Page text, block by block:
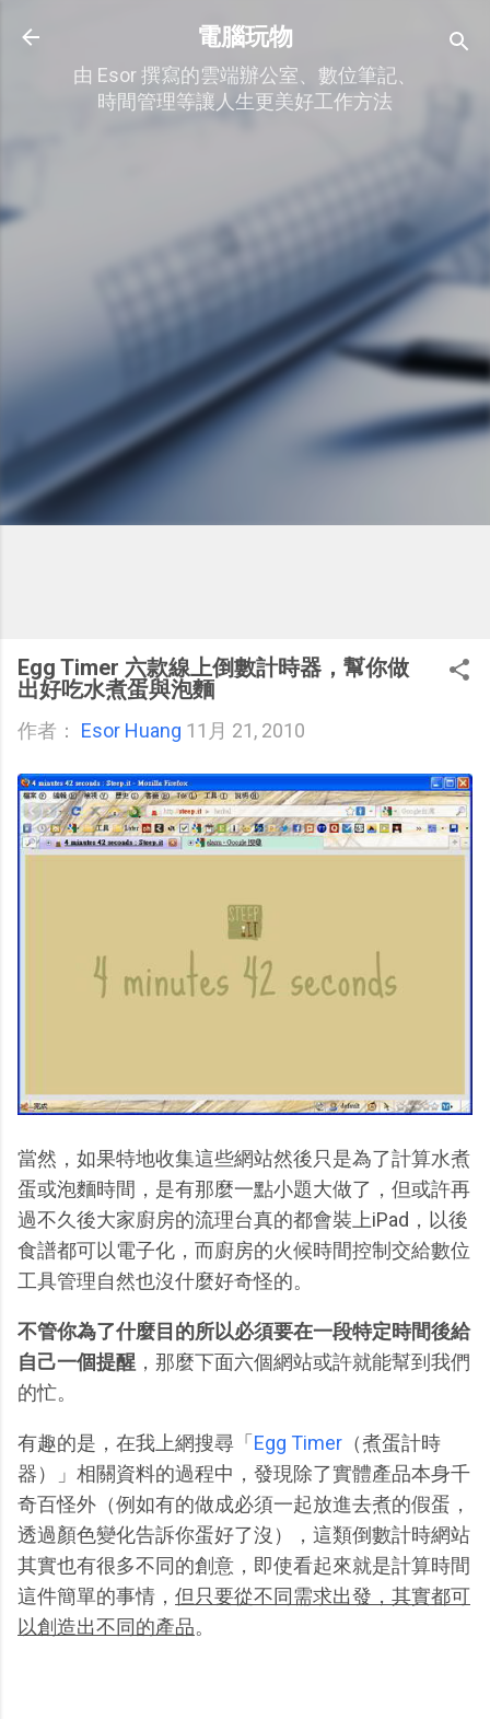
跳到主要內容
電腦玩物
由 Esor 撰寫的雲端辦公室、數位筆記、
時間管理等讓人生更美好工作方法
Egg Timer 六款線上倒數計時器，幫你做
出好吃水煮蛋與泡麵
作者： Esor Huang 11月 21, 2010
當然，如果特地收集這些網站然後只是為了計算水煮
蛋或泡麵時間，是有那麼一點小題大做了，但或許再
過不久後大家廚房的流理台真的都會裝上iPad，以後
食譜都可以電子化，而廚房的火候時間控制交給數位
工具管理自然也沒什麼好奇怪的。
不管你為了什麼目的所以必須要在一段特定時間後給
自己一個提醒 ，那麼下面六個網站或許就能幫到我們
的忙。
有趣的是，在我上網搜尋「 Egg Timer （煮蛋計時
器）」相關資料的過程中，發現除了實體產品本身千
奇百怪外（例如有的做成必須一起放進去煮的假蛋，
透過顏色變化告訴你蛋好了沒），這類倒數計時網站
其實也有很多不同的創意，即使看起來就是計算時間
這件簡單的事情， 但只要從不同需求出發，其實都可
以創造出不同的產品。